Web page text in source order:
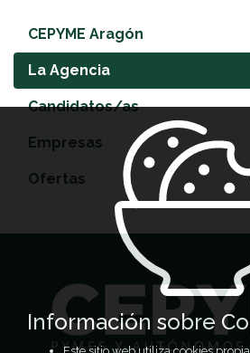
CEPYME Aragón
La Agencia
Candidatos/as
Empresas
Ofertas
Información sobre